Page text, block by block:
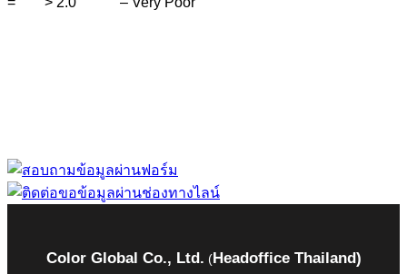
Color Global Co., Ltd. (Headoffice Thailand)